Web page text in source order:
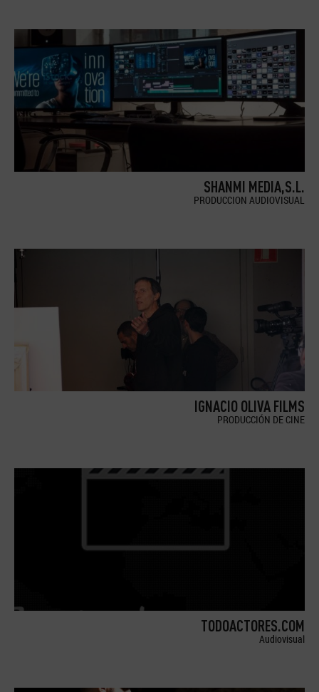
SHANMI MEDIA,S.L.
PRODUCCION AUDIOVISUAL
IGNACIO OLIVA FILMS
PRODUCCIÓN DE CINE
TODOACTORES.COM
Audiovisual